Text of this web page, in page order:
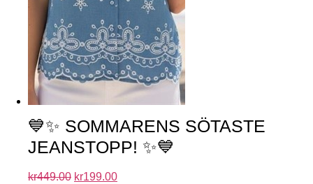
💙✨ SOMMARENS SÖTASTE
JEANSTOPP! ✨💙
kr449.00 kr199.00